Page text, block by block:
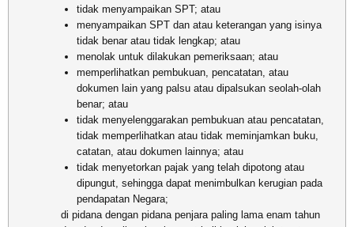
tidak menyampaikan SPT; atau
menyampaikan SPT dan atau keterangan yang isinya
tidak benar atau tidak lengkap; atau
menolak untuk dilakukan pemeriksaan; atau
memperlihatkan pembukuan, pencatatan, atau
dokumen lain yang palsu atau dipalsukan seolah-olah
benar; atau
tidak menyelenggarakan pembukuan atau pencatatan,
tidak memperlihatkan atau tidak meminjamkan buku,
catatan, atau dokumen lainnya; atau
tidak menyetorkan pajak yang telah dipotong atau
dipungut, sehingga dapat menimbulkan kerugian pada
pendapatan Negara;
di pidana dengan pidana penjara paling lama enam tahun